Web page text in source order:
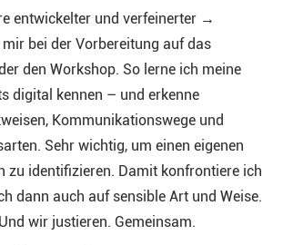
entwickelter und verfeinerter →
bei der Vorbereitung auf das
den Workshop. So lerne ich meine
digital kennen – und erkenne
Kommunikationswege und
Sehr wichtig, um einen eigenen
zu identifizieren. Damit konfrontiere ich
dann auch auf sensible Art und Weise.
wir justieren. Gemeinsam.